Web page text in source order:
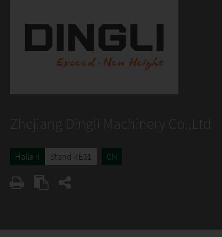
Zhejiang Dingli Machinery Co.,Ltd
Halle 4 Stand 4E31 CN